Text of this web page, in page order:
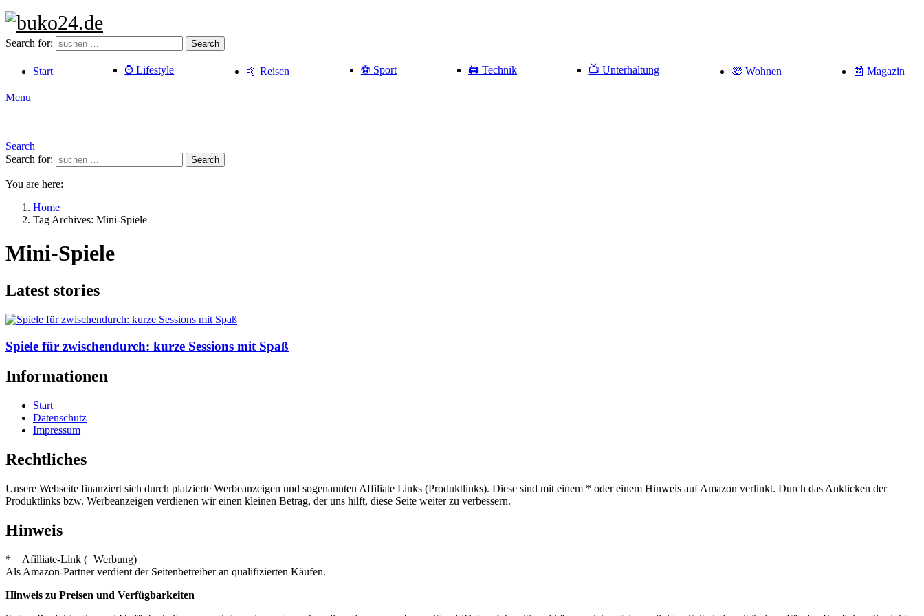
Search for: Search
Start ⌚️ Lifestyle 🤙 Reisen ⚽️ Sport 🖨️ Technik 📺 Unterhaltung 🛀 Wohnen 📰 Magazin
Menu
Search
Search for:
Search
You are here:
Home
Tag Archives: Mini-Spiele
Mini-Spiele
Latest stories
Spiele für zwischendurch: kurze Sessions mit Spaß
Informationen
Start
Datenschutz
Impressum
Rechtliches
Unsere Webseite finanziert sich durch platzierte Werbeanzeigen und sogenannten Affiliate Links (Produktlinks). Diese sind mit einem * oder einem Hinweis auf Amazon verlinkt. Durch das Anklicken der
Produktlinks bzw. Werbeanzeigen verdienen wir einen kleinen Betrag, der uns hilft, diese Seite weiter zu verbessern.
Hinweis
* = Afilliate-Link (=Werbung)
Als Amazon-Partner verdient der Seitenbetreiber an qualifizierten Käufen.
Hinweis zu Preisen und Verfügbarkeiten